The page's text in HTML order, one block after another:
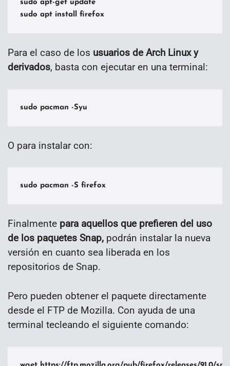
sudo apt-get update
sudo apt install firefox
Para el caso de los usuarios de Arch Linux y
derivados, basta con ejecutar en una terminal:
sudo pacman -Syu
O para instalar con:
sudo pacman -S firefox
Finalmente para aquellos que prefieren del uso
de los paquetes Snap, podrán instalar la nueva
versión en cuanto sea liberada en los
repositorios de Snap.
Pero pueden obtener el paquete directamente
desde el FTP de Mozilla. Con ayuda de una
terminal tecleando el siguiente comando: